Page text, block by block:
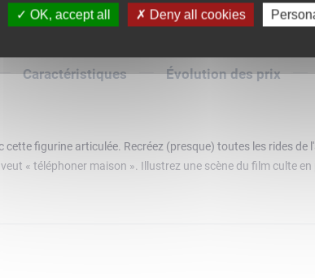
Caractéristiques Évolution des prix
cette figurine articulée. Recréez (presque) toutes les rides
« téléphoner maison ». Illustrez une scène du film culte
OK, accept all Deny all cookies